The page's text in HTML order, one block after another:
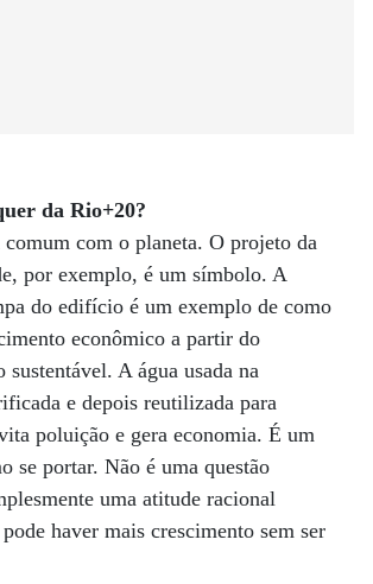
da Rio+20?
comum com o planeta. O projeto da
por exemplo, é um símbolo. A
do edifício é um exemplo de como
econômico a partir do
sustentável. A água usada na
e depois reutilizada para
poluição e gera economia. É um
se portar. Não é uma questão
uma atitude racional
haver mais crescimento sem ser